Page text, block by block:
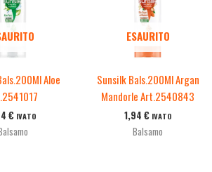
Aloe
€ IVATO
ESAURITO
Sunsilk Bals.200Ml Argan
Mandorle Art.2540843
1,94 € IVATO
Balsamo